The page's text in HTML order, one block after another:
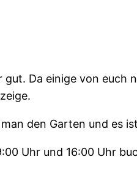
gut. Da einige von
den Garten und es
Uhr und 16:00 Uhr